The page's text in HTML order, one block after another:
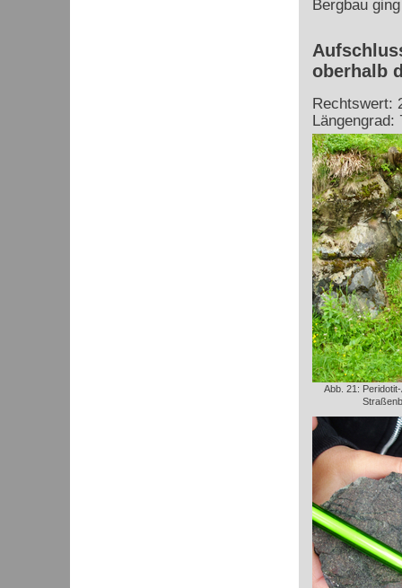
Bergbau
oberhalb
Rechtswert:
Längengrad:
Abb. 21: